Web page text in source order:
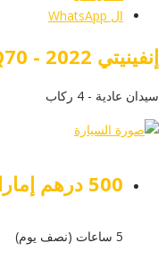
ال WhatsApp
إنفينيتي Q70 - 2022
سيدان عادية - 4 ركاب
500 درهم إماراتي
5 ساعات (نصف يوم)